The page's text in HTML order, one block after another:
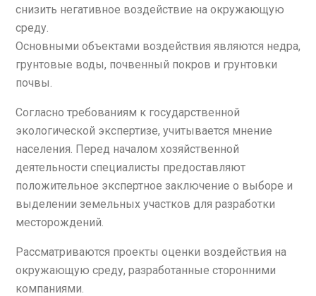
снизить негативное воздействие на окружающую
среду.
Основными объектами воздействия являются недра,
грунтовые воды, почвенный покров и грунтовки
почвы.
Согласно требованиям к государственной
экологической экспертизе, учитывается мнение
населения. Перед началом хозяйственной
деятельности специалисты предоставляют
положительное экспертное заключение о выборе и
выделении земельных участков для разработки
месторождений.
Рассматриваются проекты оценки воздействия на
окружающую среду, разработанные сторонними
компаниями.